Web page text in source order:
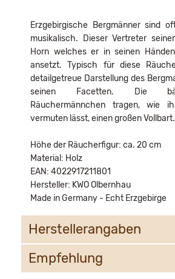
Erzgebirgische Bergmänner sind
musikalisch. Dieser Vertreter
Horn welches er in seinen
ansetzt. Typisch für diese
detailgetreue Darstellung des
seinen Facetten. Die
Räuchermännchen tragen, wie
vermuten lässt, einen großen Vollbart.
Höhe der Räucherfigur: ca. 20 cm
Material: Holz
EAN: 4022917211801
Hersteller: KWO Olbernhau
Made in Germany - Echt Erzgebirge
Herstellerangaben
KWO Kunstgewerbe-Werkstätten
Empfehlung